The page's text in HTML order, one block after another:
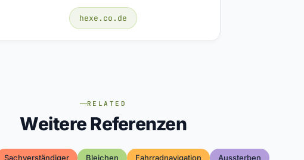
hexe.co.de
RELATED
Weitere Referenzen
Sachverständiger Bleichen Fahrradnavigation Aussterben